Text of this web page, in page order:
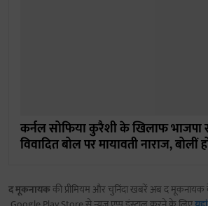
कर्नल सोफिया कुरैशी के खिलाफ भाजपा
विवादित बोल पर मायावती नाराज, बोलीं
द मूकनायककी प्रीमियम और चुनिंदा खबरें अब द मूकनायक